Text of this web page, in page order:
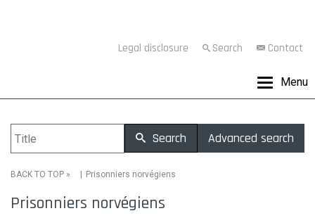
Legal disclosure Search Contact
Menu
Search Advanced search
BACK TO TOP » Prisonniers norvégiens
Prisonniers norvégiens